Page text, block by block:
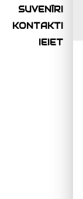
SUVENĪRI
KONTAKTI
IEIET